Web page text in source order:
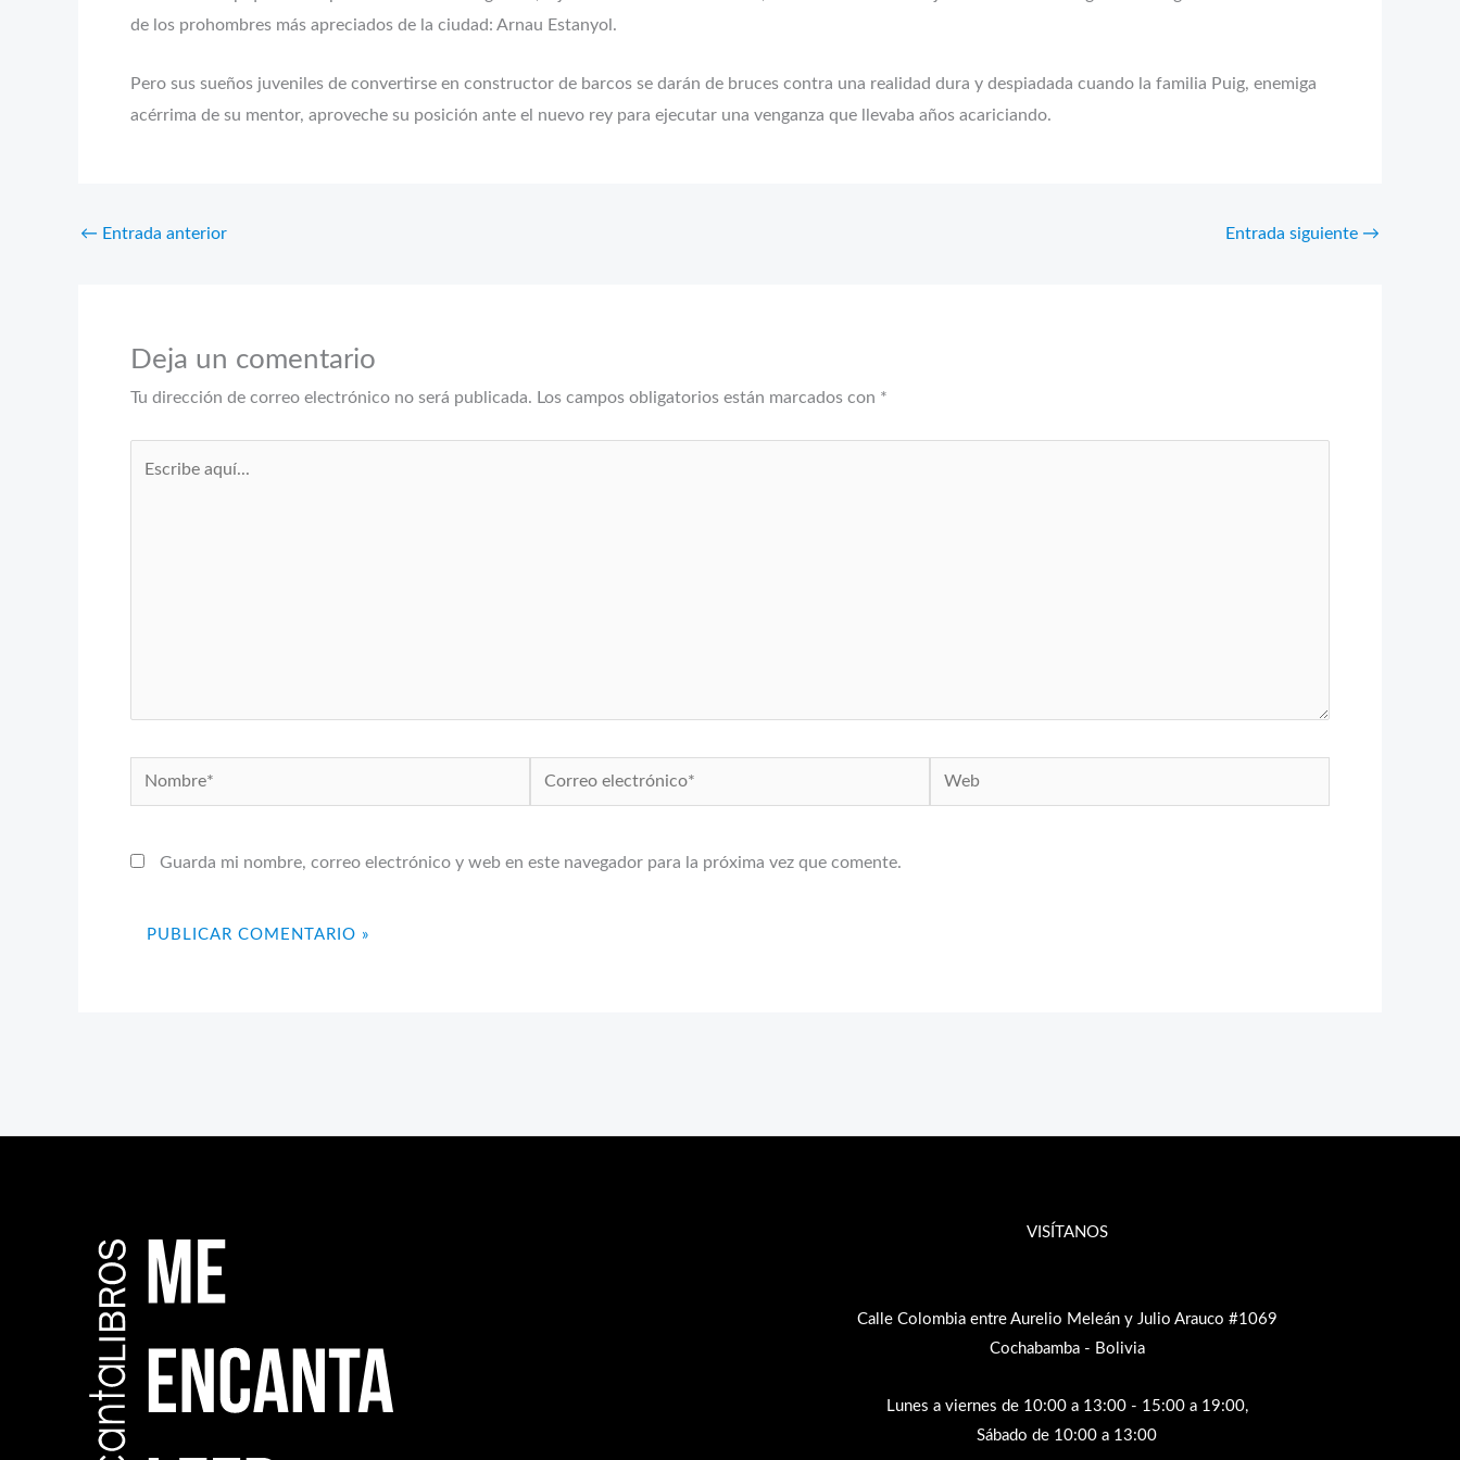
de los prohombres más apreciados de la ciudad: Arnau Estanyol.
Pero sus sueños juveniles de convertirse en constructor de barcos se darán de bruces contra una realidad dura y despiadada cuando la familia Puig, enemiga
acérrima de su mentor, aproveche su posición ante el nuevo rey para ejecutar una venganza que llevaba años acariciando.
← Entrada anterior Entrada siguiente →
Deja un comentario
Tu dirección de correo electrónico no será publicada. Los campos obligatorios están marcados con *
Nombre*
Correo
electrónico*
Web
Guarda mi nombre, correo electrónico y web en este navegador para la próxima vez que comente.
VISÍTANOS
Calle Colombia entre Aurelio Meleán y Julio Arauco #1069
Cochabamba - Bolivia
Lunes a viernes de 10:00 a 13:00 - 15:00 a 19:00,
Sábado de 10:00 a 13:00